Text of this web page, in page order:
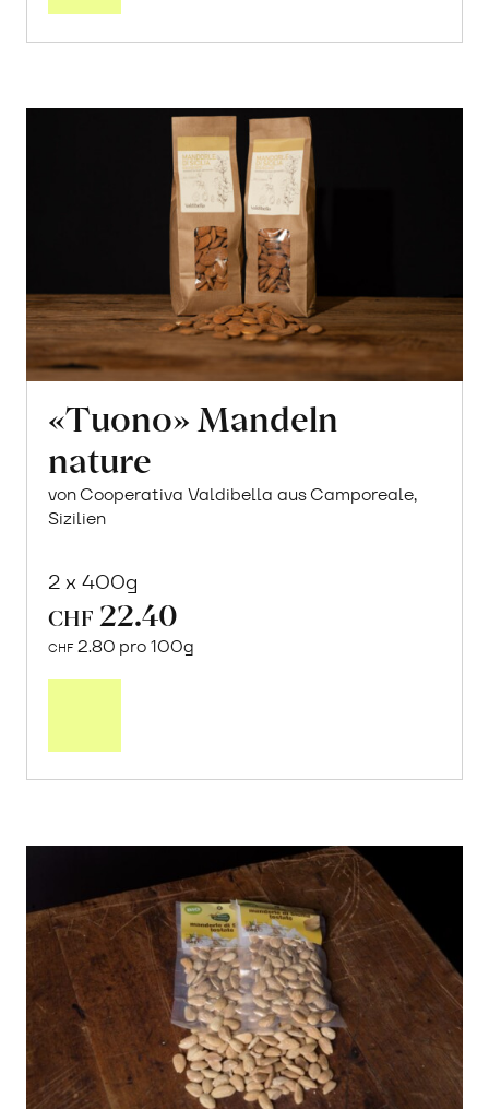
«Tuono» Mandeln
nature
von Cooperativa Valdibella aus Camporeale,
Sizilien
2 x 400g
CHF 22.40
CHF 2.80 pro 100g